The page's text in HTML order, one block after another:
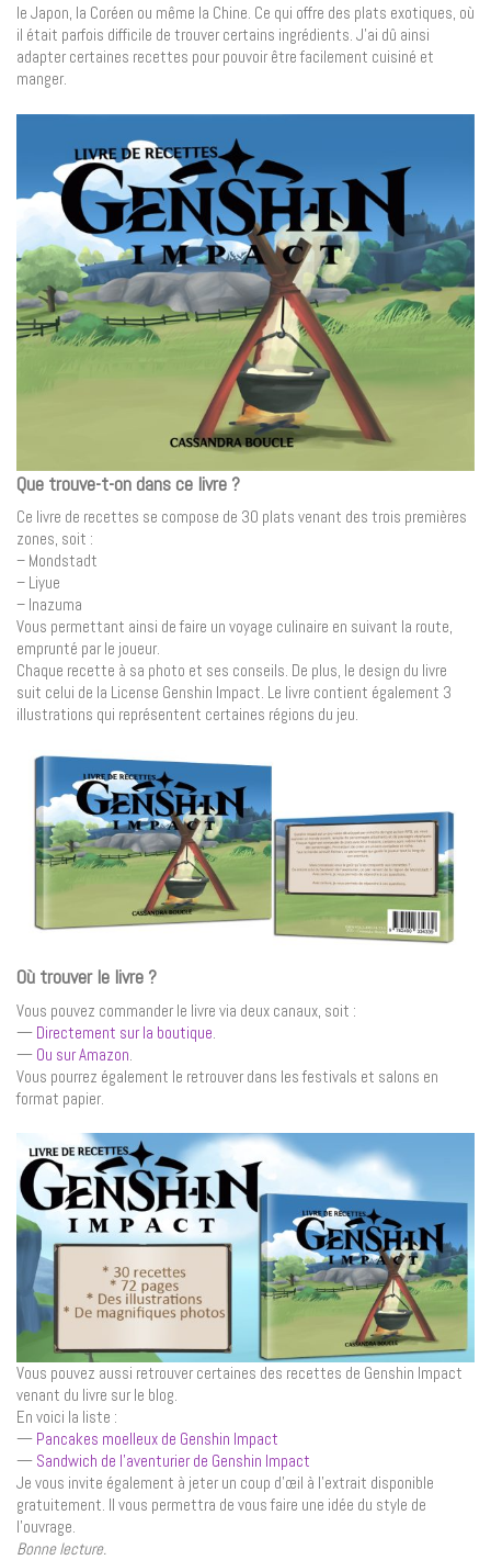
le Japon, la Coréen ou même la Chine. Ce qui offre des plats exotiques, où
il était parfois difficile de trouver certains ingrédients. J’ai dû ainsi
adapter certaines recettes pour pouvoir être facilement cuisiné et
manger.
Que trouve-t-on dans ce livre ?
Ce livre de recettes se compose de 30 plats venant des trois premières
zones, soit :
– Mondstadt
– Liyue
– Inazuma
Vous permettant ainsi de faire un voyage culinaire en suivant la route,
emprunté par le joueur.
Chaque recette à sa photo et ses conseils. De plus, le design du livre
suit celui de la License Genshin Impact. Le livre contient également 3
illustrations qui représentent certaines régions du jeu.
Où trouver le livre ?
Vous pouvez commander le livre via deux canaux, soit :
— Directement sur la boutique
— Ou sur Amazon
Vous pourrez également le retrouver dans les festivals et salons en
format papier.
Vous pouvez aussi retrouver certaines des recettes de Genshin Impact
venant du livre sur le blog.
En voici la liste :
— Pancakes moelleux de Genshin Impact
— Sandwich de l’aventurier de Genshin Impact
Je vous invite également à jeter un coup d’œil à l’extrait disponible
gratuitement. Il vous permettra de vous faire une idée du style de
l’ouvrage.
Bonne lecture.